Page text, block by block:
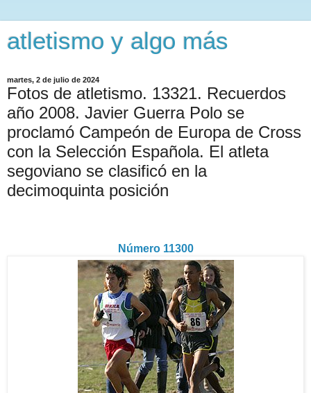
atletismo y algo más
martes, 2 de julio de 2024
Fotos de atletismo. 13321. Recuerdos
año 2008. Javier Guerra Polo se
proclamó Campeón de Europa de Cross
con la Selección Española. El atleta
segoviano se clasificó en la
decimoquinta posición
Número 11300